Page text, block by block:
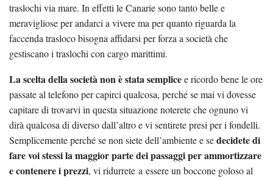
traslochi via mare. In effetti le Canarie sono tanto belle e
meravigliose per andarci a vivere ma per quanto riguarda la
faccenda trasloco bisogna affidarsi per forza a società che
gestiscano i traslochi con cargo marittimi.
La scelta della società non è stata semplicee ricordo bene le ore
passate al telefono per capirci qualcosa, perché se mai vi dovesse
capitare di trovarvi in questa situazione noterete che ognuno vi
dirà qualcosa di diverso dall’altro e vi sentirete presi per i fondelli.
Semplicemente perché se non siete dell’ambiente e sedecidete di
fare voi stessi la maggior parte dei passaggi per ammortizzare
e contenere i prezzi, vi ridurrete a essere un boccone goloso al